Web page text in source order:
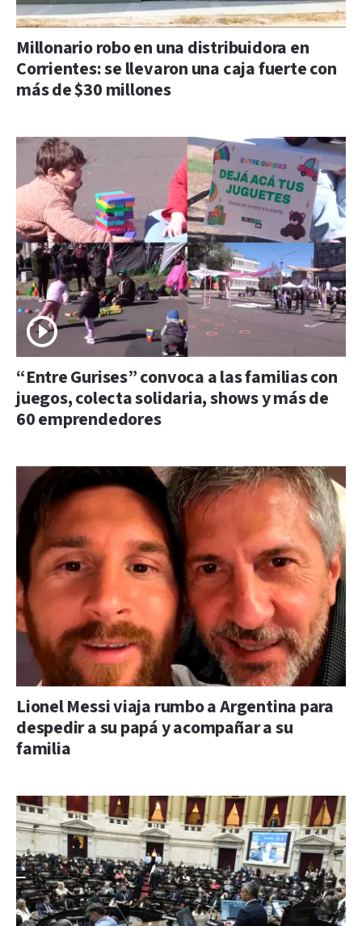
Millonario robo en una distribuidora en
Corrientes: se llevaron una caja fuerte con
más de $30 millones
“Entre Gurises” convoca a las familias con
juegos, colecta solidaria, shows y más de
60 emprendedores
Lionel Messi viaja rumbo a Argentina para
despedir a su papá y acompañar a su
familia